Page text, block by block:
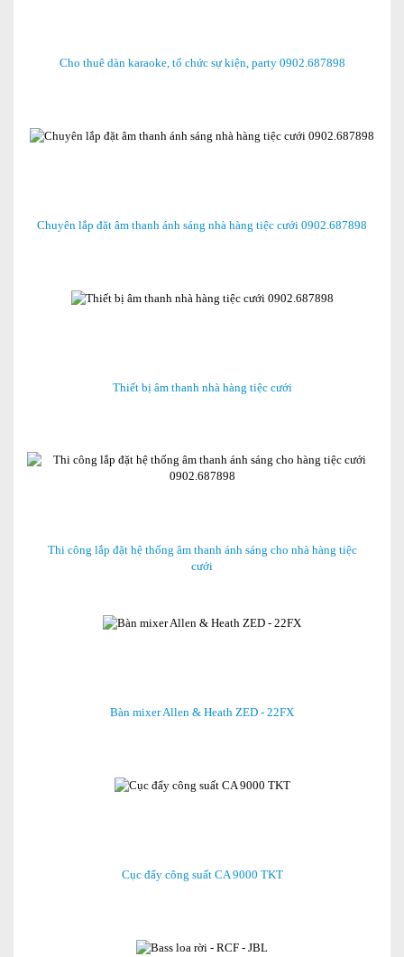
Cho thuê dàn karaoke, tổ chức sự kiện, party 0902.687898
Chuyên lắp đặt âm thanh ánh sáng nhà hàng tiệc cưới 0902.687898
Thiết bị âm thanh nhà hàng tiệc cưới
Thi công lắp đặt hệ thống âm thanh ánh sáng cho nhà hàng tiệc
cưới
Bàn mixer Allen & Heath ZED - 22FX
Cục đẩy công suất CA 9000 TKT